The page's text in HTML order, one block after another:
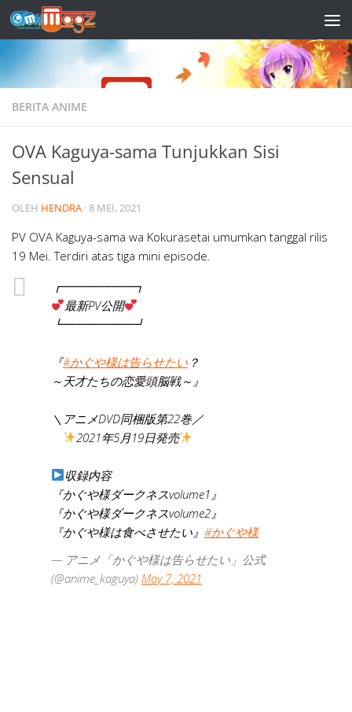
Skip to content
BERITA ANIME
OVA Kaguya-sama Tunjukkan Sisi
Sensual
OLEH HENDRA ·8 MEI, 2021
PV OVA Kaguya-sama wa Kokurasetai umumkan tanggal rilis
19 Mei. Terdiri atas tiga mini episode.
┏━━━━━━┓
最新PV公開
┗━━━━━━┛
『#かぐや様は告らせたい ？
～天才たちの恋愛頭脳戦～』
＼アニメDVD同梱版第22巻／
2021年5月19日発売
収録内容
『かぐや様ダークネスvolume1』
『かぐや様ダークネスvolume2』
『かぐや様は食べさせたい』 #かぐや様
— アニメ「かぐや様は告らせたい」公式
(@anime_kaguya) May 7, 2021